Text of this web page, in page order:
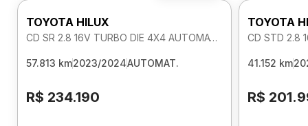
TOYOTA HILUX
CD SR 2.8 16V TURBO DIE 4X4 AUTOMATICO
57.813 km2023/2024AUTOMAT.
R$ 234.190
TOYOTA
CD STD 2.8
41.152 km
R$